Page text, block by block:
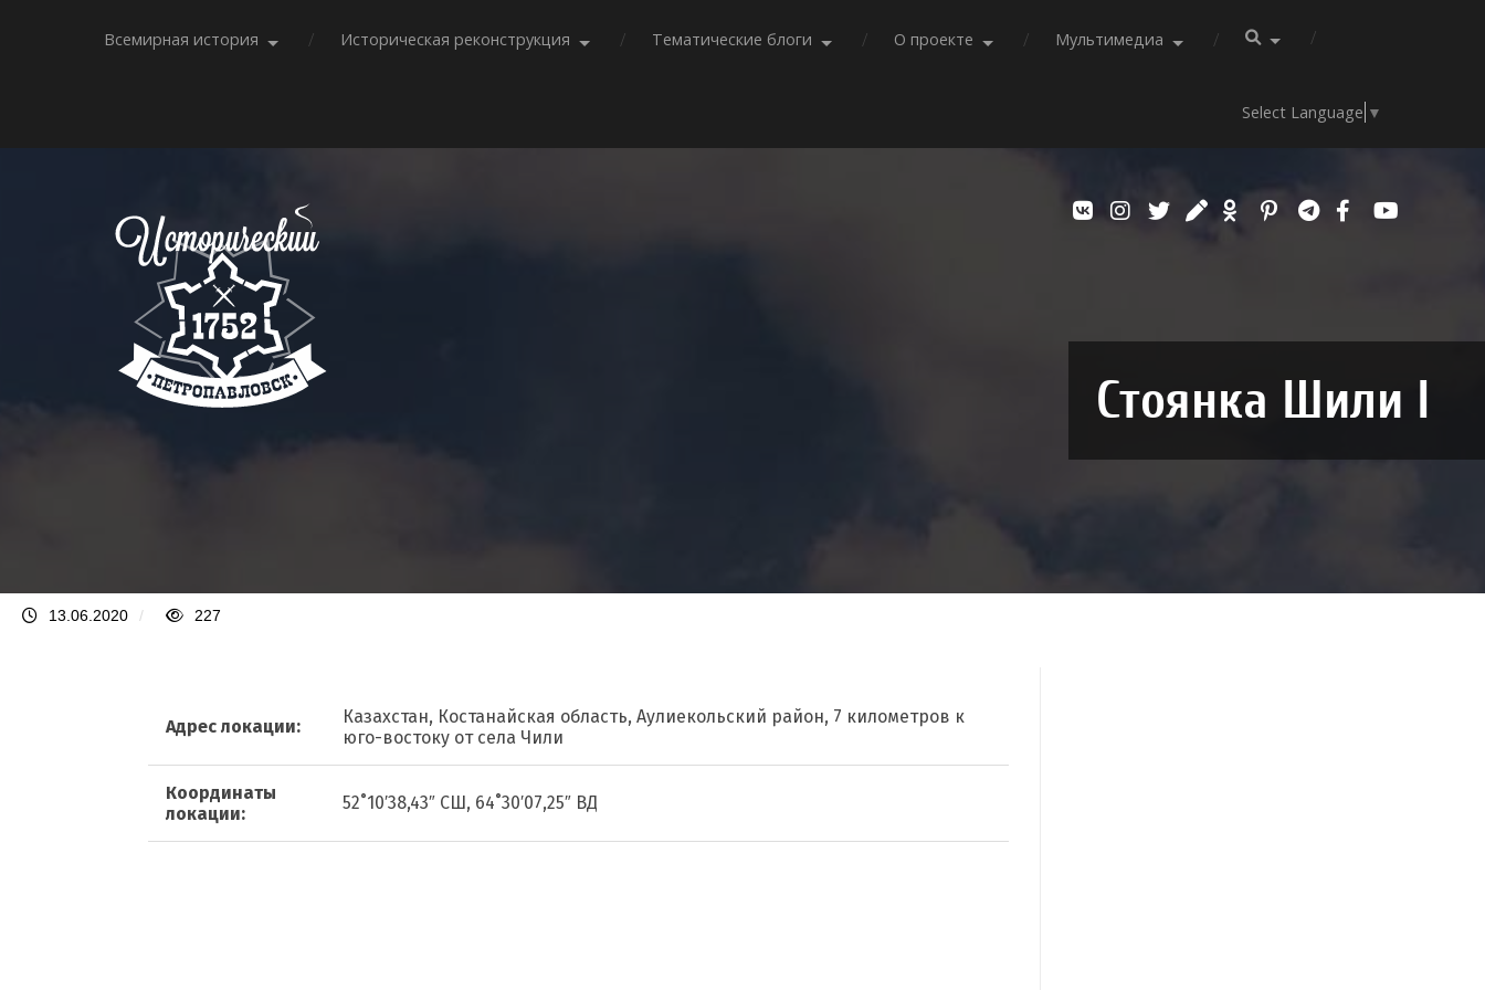
Всемирная история Историческая реконструкция Тематические блоги О проекте Мультимедиа
Select Language ▼
Стоянка Шили I
13.06.2020 / 227
Адрес локации:
Казахстан, Костанайская область, Аулиекольский район, 7 километров к
юго-востоку от села Чили
Координаты
локации:
52˚10′38,43″ СШ, 64˚30′07,25″ ВД